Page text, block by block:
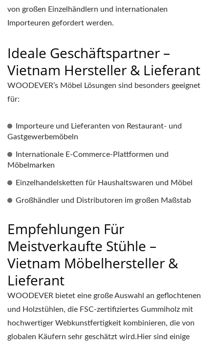
von großen Einzelhändlern und internationalen
Importeuren gefordert werden.
Ideale Geschäftspartner –
Vietnam Hersteller & Lieferant
WOODEVER’s Möbel Lösungen sind besonders geeignet
für:
Importeure und Lieferanten von Restaurant- und
Gastgewerbemöbeln
Internationale E-Commerce-Plattformen und
Möbelmarken
Einzelhandelsketten für Haushaltswaren und Möbel
Großhändler und Distributoren im großen Maßstab
Empfehlungen Für
Meistverkaufte Stühle –
Vietnam Möbelhersteller &
Lieferant
WOODEVER bietet eine große Auswahl an geflochtenen
und Holzstühlen, die FSC-zertifiziertes Gummiholz mit
hochwertiger Webkunstfertigkeit kombinieren, die von
globalen Käufern sehr geschätzt wird.Hier sind einige